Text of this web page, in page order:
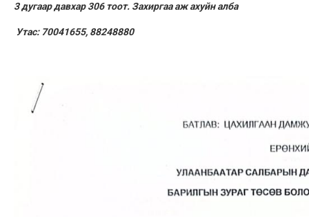
3 дугаар давхар 306 тоот. Захиргаа аж ахуйн алба
Утас: 70041655, 88248880